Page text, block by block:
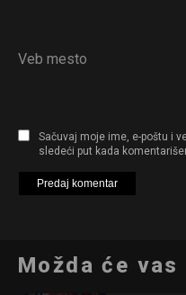
Veb mesto
Sačuvaj moje ime, e-poštu i
sledeći put kada
Možda će